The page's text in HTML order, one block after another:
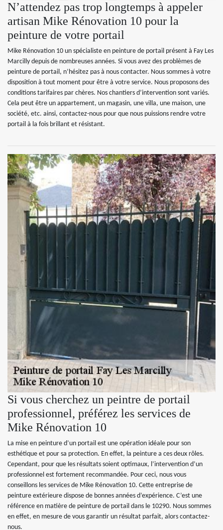
N’attendez pas trop longtemps à appeler
artisan Mike Rénovation 10 pour la
peinture de votre portail
Mike Rénovation 10 un spécialiste en peinture de portail présent à Fay Les
Marcilly depuis de nombreuses années. Si vous avez des problèmes de
peinture de portail, n’hésitez pas à nous contacter. Nous sommes à votre
disposition à tout moment pour être à votre service. Nous proposons des
conditions tarifaires par chères. Nos chantiers d’intervention sont variés.
Cela peut être un appartement, un magasin, une villa, une maison, une
société, etc. ainsi, contactez-nous pour que nous puissions rendre votre
portail à la fois brillant et résistant.
Si vous cherchez un peintre de portail
professionnel, préférez les services de
Mike Rénovation 10
La mise en peinture d’un portail est une opération idéale pour son
esthétique et pour sa protection. En effet, la peinture a ces deux rôles.
Cependant, pour que les résultats soient optimaux, l’intervention d’un
professionnel est fortement recommandée. Pour ceci, nous vous
conseillons les services de Mike Rénovation 10. Cette entreprise de
peinture extérieure dispose de bonnes années d’expérience. C’est une
référence en matière de peinture de portail dans le 10290. Nous sommes
en effet, en mesure de vous garantir un résultat parfait, alors contactez-
nous.